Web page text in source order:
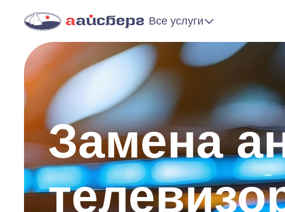
Все услуги
Замена